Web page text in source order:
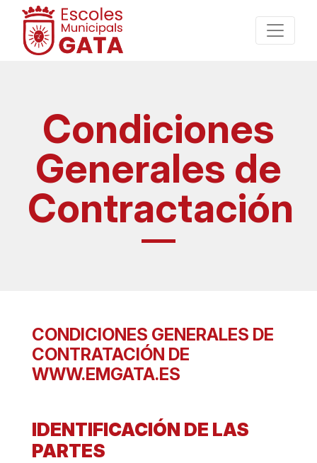
Condiciones
Generales de
Contractación
CONDICIONES GENERALES DE
CONTRATACIÓN DE
WWW.EMGATA.ES
IDENTIFICACIÓN DE LAS
PARTES